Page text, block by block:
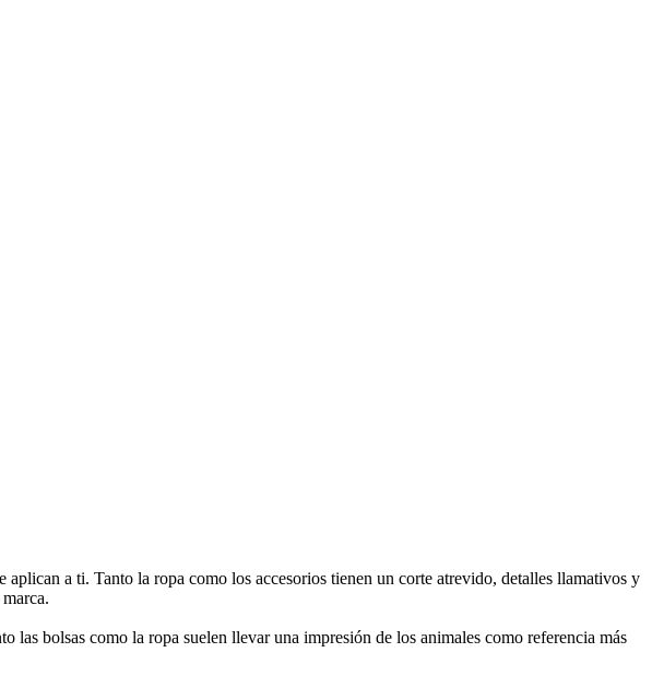
a ti. Tanto la ropa como los accesorios tienen un corte atrevido, detalles llamativos y
las bolsas como la ropa suelen llevar una impresión de los animales como referencia más